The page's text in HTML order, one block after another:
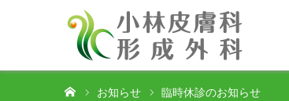
お知らせ 臨時休診のお知らせ